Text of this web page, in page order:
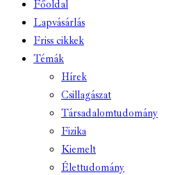
Főoldal
Lapvásárlás
Friss cikkek
Témák
Hírek
Csillagászat
Társadalomtudomány
Fizika
Kiemelt
Élettudomány